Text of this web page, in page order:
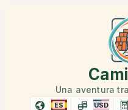
Una aventura
ES USD